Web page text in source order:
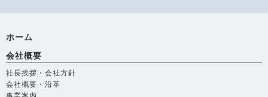
ホーム
会社概要
社長挨拶・会社方針
会社概要・沿革